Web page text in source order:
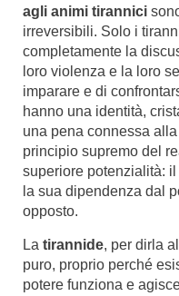
agli animi tirannici
irreversibili. Solo i
completamente la
loro violenza e la loro
imparare e di
hanno una identità,
una pena connessa
principio supremo del
superiore potenzialità: il
la sua dipendenza dal
opposto.
La tirannide, per dirla
puro, proprio perché
potere funziona e